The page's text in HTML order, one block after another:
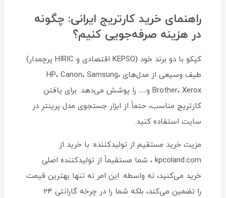
راهنمای خرید کارتریج ایرانی: چگونه
در هزینه صرفه‌جویی کنیم؟
کپکو با دو برند خود (KEPSO اقتصادی و HIRIC پرچمدار)
طیف وسیعی از مدل‌های HP، Canon، Samsung،
Brother، Xerox و… را پوشش می‌دهد. برای یافتن
کارتریج مناسب، حتماً از ابزار جستجوی مدل پرینتر در
سایت استفاده کنید.
مزیت خرید مستقیم از تولیدکننده: با خرید از
kpcoland.com ، شما مستقیماً از تولیدکننده اصلی
خرید می‌کنید، نه واسطه. این امر نه تنها بهترین قیمت
را تضمین می‌کند، بلکه شما را در چرخه گارانتی ۲۴